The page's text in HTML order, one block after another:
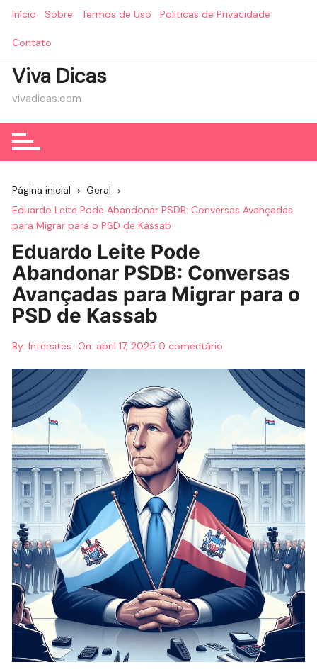
Início Sobre Termos de Uso Politicas de Privacidade
Contato
Viva Dicas
vivadicas.com
Página inicial
Geral
Eduardo Leite Pode Abandonar PSDB: Conversas Avançadas
para Migrar para o PSD de Kassab
Eduardo Leite Pode
Abandonar PSDB: Conversas
Avançadas para Migrar para o
PSD de Kassab
By: Intersites On: abril 17, 2025 0 comentário